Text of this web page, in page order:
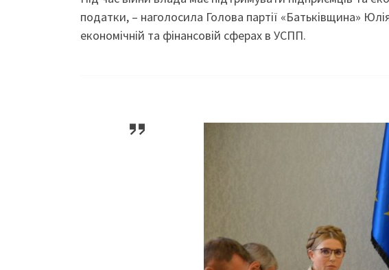
податки, – наголосила Голова партії «Батьківщина»
економічній та фінансовій сферах в УСПП.